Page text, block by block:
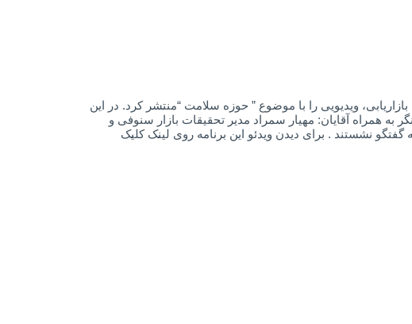
ویدیویی را با موضوع ” حوزه سلامت “منتشر کرد. در این
به همراه آقایان: مهیار سمراد مدیر تحقیقات بازار سنوفی و
نشستند . برای دیدن ویدئو این برنامه روی لینک کلیک